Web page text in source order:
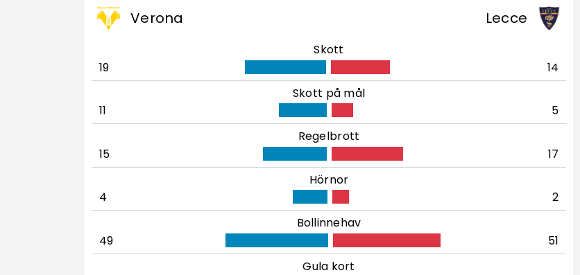
Verona
Lecce
Skott
19
14
Skott på mål
11
5
Regelbrott
15
17
Hörnor
4
2
Bollinnehav
49
51
Gula kort